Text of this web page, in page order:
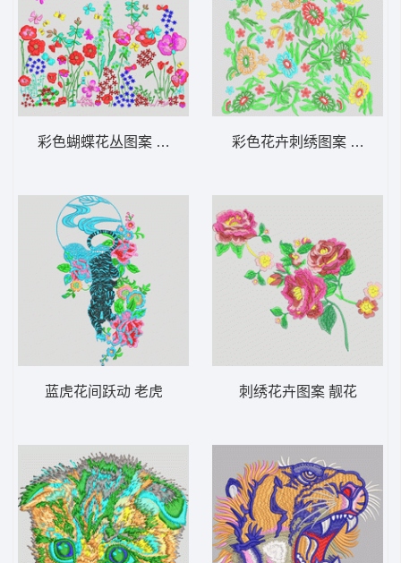
彩色蝴蝶花丛图案 靓花
蓝虎花间跃动 老虎
彩色花卉刺绣图案 靓花
刺绣花卉图案 靓花